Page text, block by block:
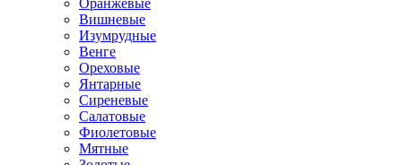
Оранжевые
Вишневые
Изумрудные
Венге
Ореховые
Янтарные
Сиреневые
Салатовые
Фиолетовые
Мятные